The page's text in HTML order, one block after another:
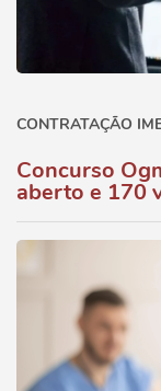
CONTRATAÇÃO
Concurso
aberto e 170